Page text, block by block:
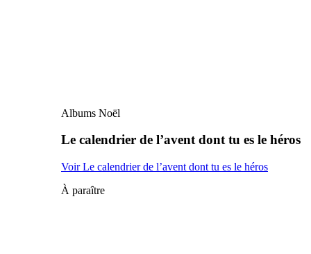
Albums Noël
Le calendrier de l’avent dont tu es le héros
Voir Le calendrier de l’avent dont tu es le héros
À paraître